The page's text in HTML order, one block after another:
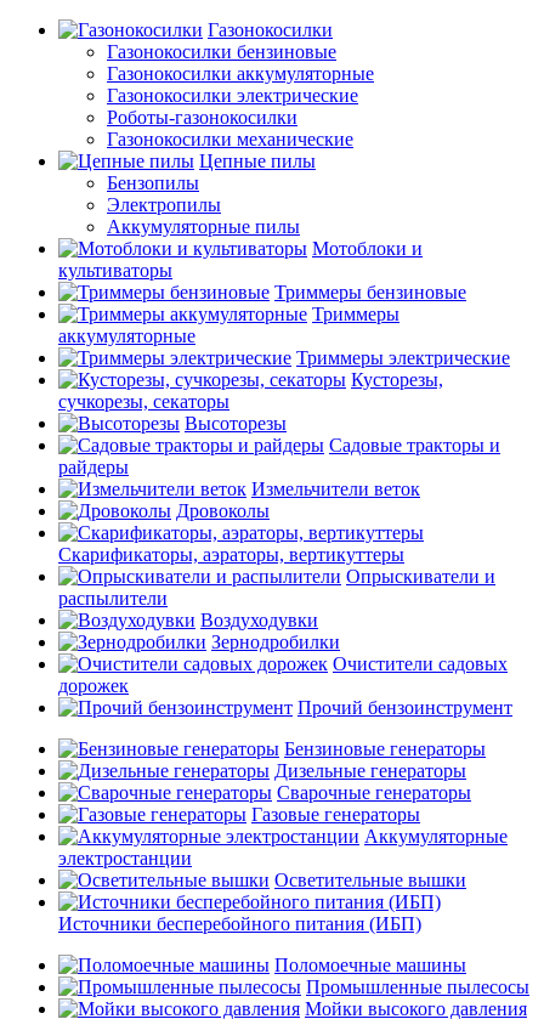
Газонокосилки
Газонокосилки бензиновые
Газонокосилки аккумуляторные
Газонокосилки электрические
Роботы-газонокосилки
Газонокосилки механические
Цепные пилы
Бензопилы
Электропилы
Аккумуляторные пилы
Мотоблоки и
культиваторы
Триммеры бензиновые
Триммеры
аккумуляторные
Триммеры электрические
Кусторезы,
сучкорезы, секаторы
Высоторезы
Садовые тракторы и
райдеры
Измельчители веток
Дровоколы
Скарификаторы, аэраторы, вертикуттеры
Опрыскиватели и
распылители
Воздуходувки
Зернодробилки
Очистители садовых
дорожек
Прочий бензоинструмент
Бензиновые генераторы
Дизельные генераторы
Сварочные генераторы
Газовые генераторы
Аккумуляторные
электростанции
Осветительные вышки
Источники бесперебойного питания (ИБП)
Поломоечные машины
Промышленные пылесосы
Мойки высокого давления